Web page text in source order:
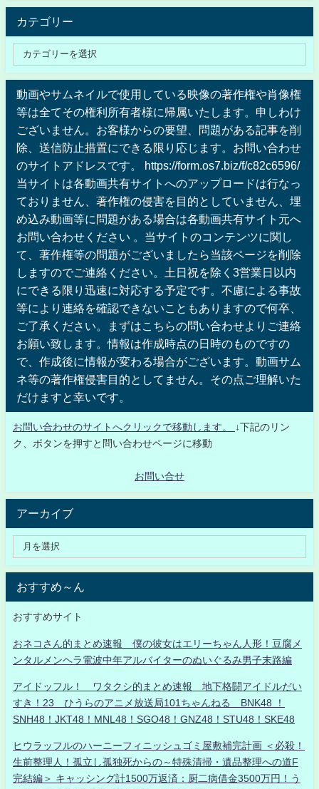
カテゴリー
動画やサムネイルで使用している映像の著作権や肖像権
等は全てその権利所有者様に帰属いたします。申しわけ
ございません。お客様からの要望、問題がある記事を削
除、送信防止措置にできる限り応じます。お問い合わせ
のサイトアドレスです。 https://form.os7.biz/f/c82c6596/
当サイトは各動画共有サイトへのアップロードは行なっ
ておりません、著作権の侵害を目的としていません、埋
め込み動画等に問題がある場合は各動画共有サイト元へ
お問い合わせください 。当サイトのコンテンツに関し
て、著作権等の問題がございましたら当該ページを削除
しますのでご連絡ください。土日祝を除く3営業日以内
にできる限り迅速に対応する予定です。不慮による事故
等により連絡を確認できないこともありますので何卒、
ご了承ください。まずはこちらの問い合わせよりご連絡
お願い致します。情報は作成時点の日時のものですの
で、作成後に情報が変わる場合がございます。動画サム
ネ等の著作権侵害目的としてません。その点ご理解いた
だけますと幸いです。
お問い合わせのサイトへクリックで移動します。
↓下記のリン
ク、ボタンを押すと問い合わせページに移動
お問い合せ
アーカイブ
おすすめ～ん
おすすめサイト
おネコさん的まとめ速報 僕の彼女はエリーちゃん人形！豆腐メ
ンタルメンヘラ電波中年アルバイターのぬいぐるみ男子末路編
アイドッフル！ ワタクシ的まとめ速報 地下格闘アイドルだい
すき！23 ひうらのアニメ放送局101ちゃんねる BNK48 ！
SNH48！JKT48！MNL48！SGO48！GNZ48！STU48！SKE48
ヒウラッフルのハーニーフィニッシュゴミ屋敷補完計画 ＜必殺！
生前整理人！孤立し孤独死からの～特殊清掃・遺品整理への道F
完結編＞ キャッシング計1500万返済：厨二病借金3500万円！う